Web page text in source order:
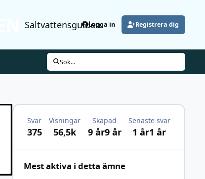
SaltvattensguidenLogga in Registrera dig
Sök...
Svar
375
Visningar
56,5k
Skapad
9 år9 år
Senaste svar
1 år1 år
Mest aktiva i detta ämne